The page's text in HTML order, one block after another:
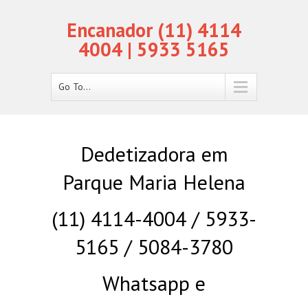
Encanador (11) 4114
4004 | 5933 5165
Go To...
Dedetizadora em
Parque Maria Helena
(11) 4114-4004 / 5933-
5165 / 5084-3780
Whatsapp e